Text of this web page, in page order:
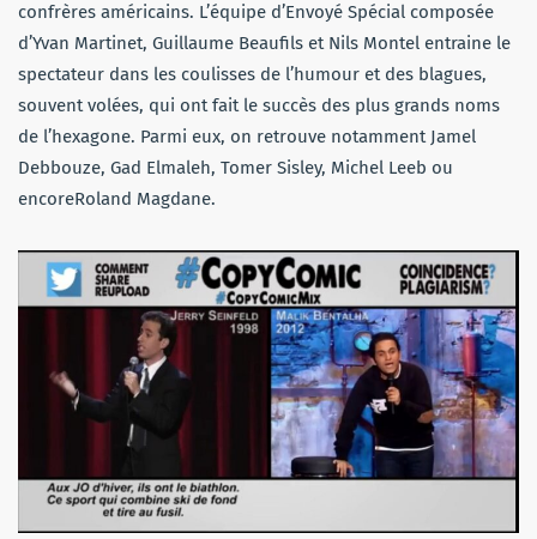
confrères américains. L’équipe d’Envoyé Spécial composée
d’Yvan Martinet, Guillaume Beaufils et Nils Montel entraine le
spectateur dans les coulisses de l’humour et des blagues,
souvent volées, qui ont fait le succès des plus grands noms
de l’hexagone. Parmi eux, on retrouve notamment Jamel
Debbouze, Gad Elmaleh, Tomer Sisley, Michel Leeb ou
encoreRoland Magdane.